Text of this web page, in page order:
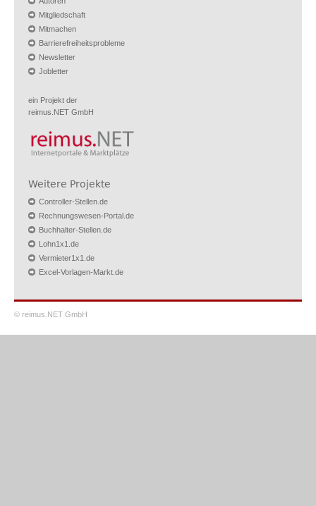
Mitgliedschaft
Mitmachen
Barrierefreiheitsprobleme
Newsletter
Jobletter
ein Projekt der
reimus.NET GmbH
Weitere Projekte
Controller-Stellen.de
Rechnungswesen-Portal.de
Buchhalter-Stellen.de
Lohn1x1.de
Vermieter1x1.de
Excel-Vorlagen-Markt.de
© reimus.NET GmbH